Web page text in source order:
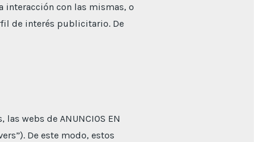
interacción con las mismas, o
de interés publicitario. De
webs de ANUNCIOS EN
De este modo, estos